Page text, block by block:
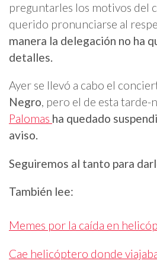
preguntarles los motivos del
querido pronunciarse al
manera la delegación no ha
detalles.
Ayer se llevó a cabo el
Negro, pero el de esta tarde-
Palomas ha quedado
aviso.
Seguiremos al tanto para
También lee:
Memes por la caída en
Cae helicóptero donde